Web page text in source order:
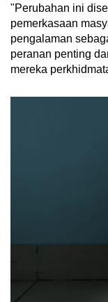
"Perubahan ini
pemerkasaan
pengalaman
peranan penting
mereka